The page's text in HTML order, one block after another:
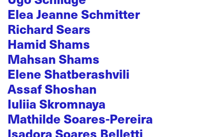
Elea Jeanne Schmitter
Richard Sears
Hamid Shams
Mahsan Shams
Elene Shatberashvili
Assaf Shoshan
Iuliia Skromnaya
Mathilde Soares-Pereira
Isadora Soares Belletti